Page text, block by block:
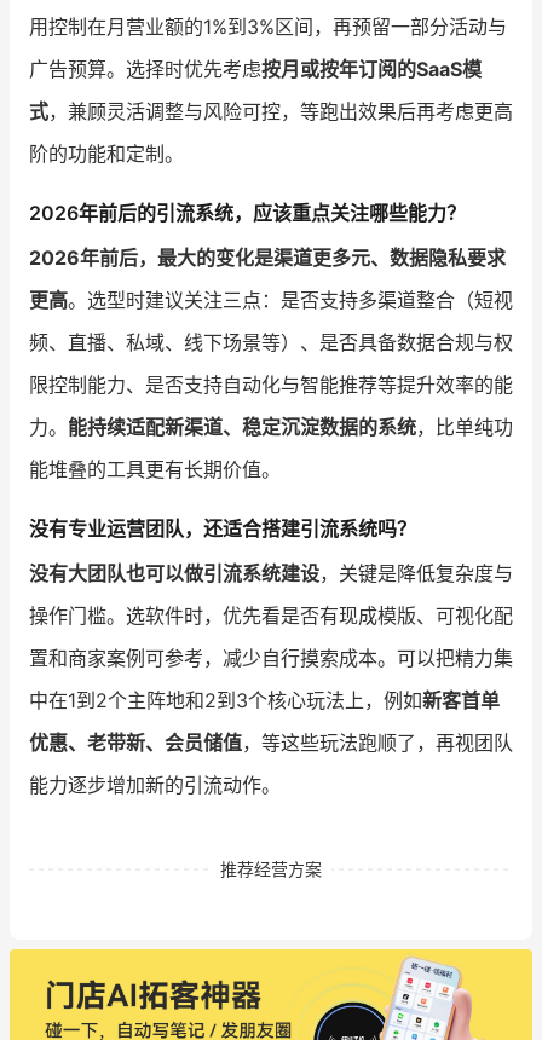
用控制在月营业额的1%到3%区间，再预留一部分活动与
广告预算。选择时优先考虑按月或按年订阅的SaaS模
式，兼顾灵活调整与风险可控，等跑出效果后再考虑更高
阶的功能和定制。
2026年前后的引流系统，应该重点关注哪些能力？
2026年前后，最大的变化是渠道更多元、数据隐私要求
更高。选型时建议关注三点：是否支持多渠道整合（短视
频、直播、私域、线下场景等）、是否具备数据合规与权
限控制能力、是否支持自动化与智能推荐等提升效率的能
力。 能持续适配新渠道、稳定沉淀数据的系统，比单纯功
能堆叠的工具更有长期价值。
没有专业运营团队，还适合搭建引流系统吗？
没有大团队也可以做引流系统建设，关键是降低复杂度与
操作门槛。选软件时，优先看是否有现成模版、可视化配
置和商家案例可参考，减少自行摸索成本。可以把精力集
中在1到2个主阵地和2到3个核心玩法上，例如新客首单
优惠、老带新、会员储值，等这些玩法跑顺了，再视团队
能力逐步增加新的引流动作。
推荐经营方案